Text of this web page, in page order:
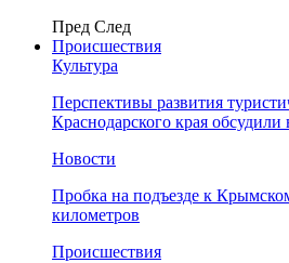
Пред След
Происшествия
Культура
Перспективы развития
Краснодарского края обсудили
Новости
Пробка на подъезде к
километров
Происшествия